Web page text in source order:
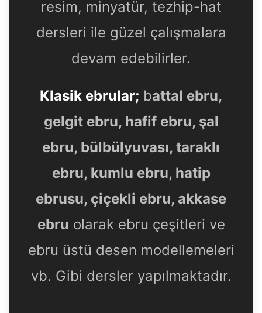
resim, minyatür, tezhip-hat
dersleri ile güzel çalışmalara
devam edebilirler.
Klasik ebrular; battal ebru,
gelgit ebru, hafif ebru, şal
ebru, bülbülyuvası, taraklı
ebru, kumlu ebru, hatip
ebrusu, çiçekli ebru, akkase
ebru olarak ebru çeşitleri ve
ebru üstü desen modellemeleri
vb. Gibi dersler yapılmaktadır.